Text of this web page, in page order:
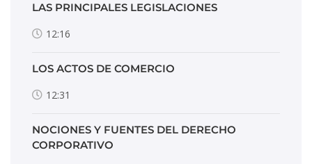
LAS PRINCIPALES LEGISLACIONES
12:16
LOS ACTOS DE COMERCIO
12:31
NOCIONES Y FUENTES DEL DERECHO
CORPORATIVO